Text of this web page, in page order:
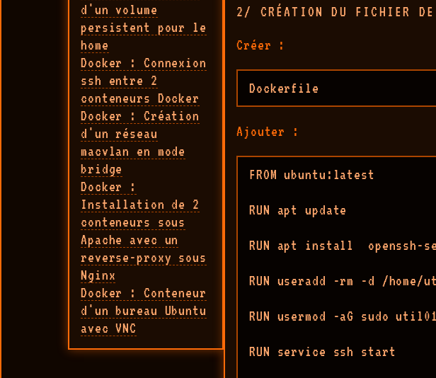
d'un volume
persistent pour le
home
Docker : Connexion
ssh entre 2
conteneurs Docker
Docker : Création
d'un réseau
macvlan en mode
bridge
Docker :
Installation de 2
conteneurs sous
Apache avec un
reverse-proxy sous
Nginx
Docker : Conteneur
d'un bureau Ubuntu
avec VNC
2/ CRÉATION DU FICHIER DE
Créer :
Dockerfile
Ajouter :
FROM ubuntu:latest
RUN apt update
RUN apt install  openssh-
RUN useradd -rm -d /
RUN usermod -aG sudo util01
RUN service ssh start